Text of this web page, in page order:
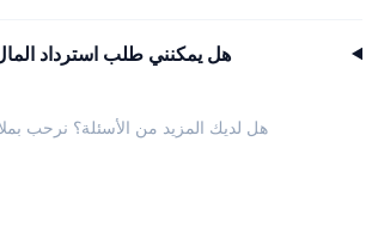
هل يمكنني طلب استرداد
هل لديك المزيد من الأسئلة؟ نرحب